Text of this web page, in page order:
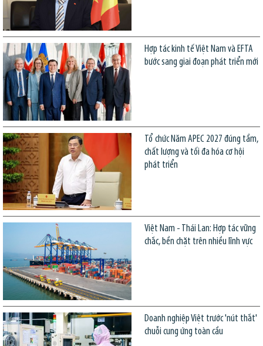
Hợp tác kinh tế Việt Nam và EFTA
bước sang giai đoạn phát triển mới
Tổ chức Năm APEC 2027 đúng tầm,
chất lượng và tối đa hóa cơ hội
phát triển
Việt Nam - Thái Lan: Hợp tác vững
chắc, bền chặt trên nhiều lĩnh vực
Doanh nghiệp Việt trước 'nút thắt'
chuỗi cung ứng toàn cầu